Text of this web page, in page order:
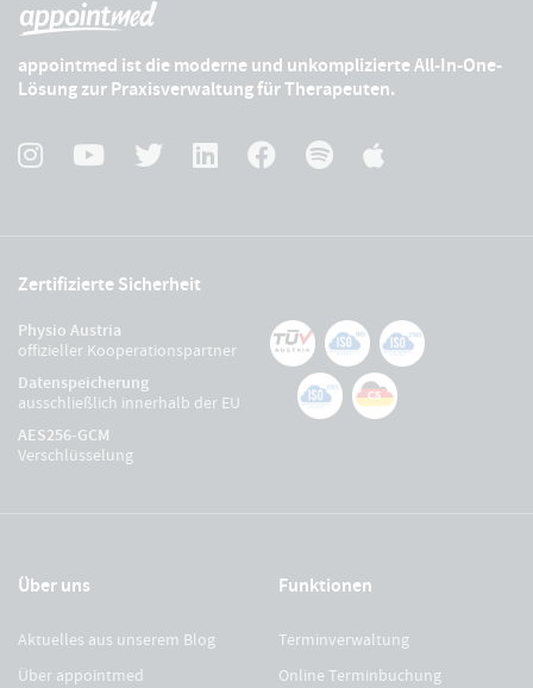
appointmed ist die moderne und unkomplizierte All-In-One-
Lösung zur Praxisverwaltung für Therapeuten.
Zertifizierte Sicherheit
Physio Austria
offizieller Kooperationspartner
Datenspeicherung
ausschließlich innerhalb der EU
AES256-GCM
Verschlüsselung
Über uns
Aktuelles aus unserem Blog
Über appointmed
Funktionen
Terminverwaltung
Online Terminbuchung